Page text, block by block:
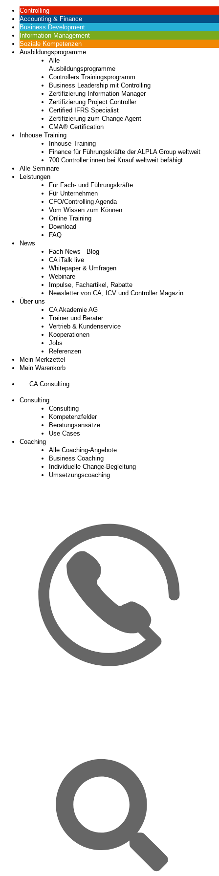
Controlling
Accounting & Finance
Business Development
Information Management
Soziale Kompetenzen
Ausbildungsprogramme
Alle
Ausbildungsprogramme
Controllers Trainingsprogramm
Business Leadership mit Controlling
Zertifizierung Information Manager
Zertifizierung Project Controller
Certified IFRS Specialist
Zertifizierung zum Change Agent
CMA® Certification
Inhouse Training
Inhouse Training
Finance für Führungskräfte der ALPLA Group weltweit
700 Controller:innen bei Knauf weltweit befähigt
Alle Seminare
Leistungen
Für Fach- und Führungskräfte
Für Unternehmen
CFO/Controlling Agenda
Vom Wissen zum Können
Online Training
Download
FAQ
News
Fach-News - Blog
CA iTalk live
Whitepaper & Umfragen
Webinare
Impulse, Fachartikel, Rabatte
Newsletter von CA, ICV und Controller Magazin
Über uns
CA Akademie AG
Trainer und Berater
Vertrieb & Kundenservice
Kooperationen
Jobs
Referenzen
Mein Merkzettel
Mein Warenkorb
CA Consulting
Consulting
Consulting
Kompetenzfelder
Beratungsansätze
Use Cases
Coaching
Alle Coaching-Angebote
Business Coaching
Individuelle Change-Begleitung
Umsetzungscoaching